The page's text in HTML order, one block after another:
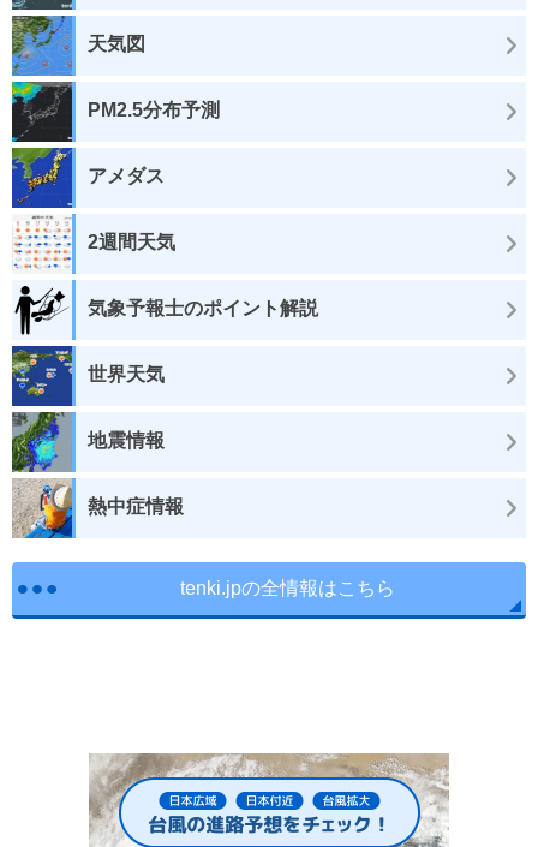
天気図
PM2.5分布予測
アメダス
2週間天気
気象予報士のポイント解説
世界天気
地震情報
熱中症情報
tenki.jpの全情報はこちら